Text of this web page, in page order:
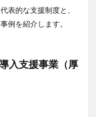
表的な支援制度と、
例を紹介します。
入支援事業（厚